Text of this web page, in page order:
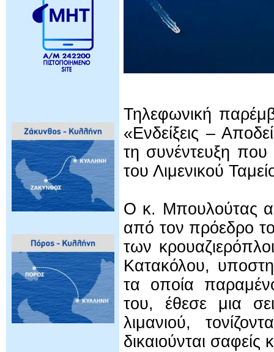
Τηλεφωνική
«Ενδείξεις –
τη συνέντευξη
του Λιμενικού
Ο κ. Μπουλούτας
από τον πρόεδρο
των
Κατακόλου,
τα οποία
του, έθεσε μια
λιμανιού,
δικαιούνται σαφείς